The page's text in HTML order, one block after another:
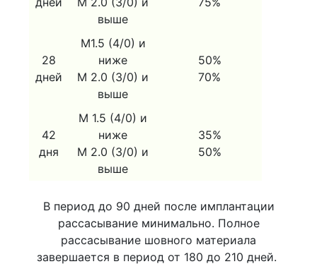
выше
28
дней
М1.5 (4/0) и
ниже
М 2.0 (3/0) и
выше
50%
70%
42
дня
М 1.5 (4/0) и
ниже
М 2.0 (3/0) и
выше
35%
50%
В период до 90 дней после имплантации
рассасывание минимально. Полное
рассасывание шовного материала
завершается в период от 180 до 210 дней.